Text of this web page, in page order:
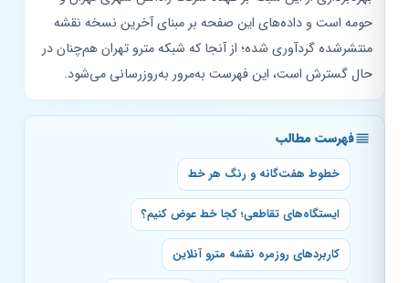
حومه است و داده‌های این صفحه بر مبنای آخرین نسخه نقشه
منتشرشده گردآوری شده؛ از آنجا که شبکه مترو تهران هم‌چنان در
حال گسترش است، این فهرست به‌مرور به‌روزرسانی می‌شود.
فهرست مطالب
خطوط هفت‌گانه و رنگ هر خط
ایستگاه‌های تقاطعی؛ کجا خط عوض کنیم؟
کاربردهای روزمره نقشه مترو آنلاین